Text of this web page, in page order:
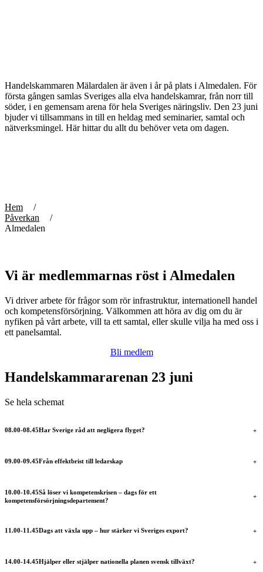
RES – Regional
Exportsamverkan
Nätverk Utbildning
frihandelsavtal
Handelskammaren Mälardalen är även i år på plats i Almedalen. För
första gången samlas Sveriges alla elva handelskamrar, från norr till
söder, i en gemensam arena för hela Sveriges näringsliv. Den 23 juni
bjuder vi tillsammans in till en heldag med seminarier, samtal och
nätverksmingel. Här hittar du allt du behöver veta om dagen.
Hem
Påverkan
Almedalen
Vi är medlemmarnas röst i Almedalen
Vi driver arbete för frågor som rör infrastruktur, internationell handel
och kompetensförsörjning. Välkommen att höra av dig om du är
nyfiken på vårt arbete, vill ta ett samtal, eller skulle vilja ha med oss i
ett panelsamtal.
Bli medlem
Handelskammararenan 23 juni
Se hela schemat
08.00-08.45ㅤHar Sverige råd att negligera flyget? +
09.00-09.45ㅤFrån effektbrist till ledarskap +
10.00-10.45ㅤSå löser vi kompetenskrisen – dags för ett
kompetensförsörjningsdepartement?
+
11.00-11.45ㅤDags att växla upp – hur stärker vi Sveriges export? +
14.00-14.45ㅤHjälper eller stjälper nationella planen svensk tillväxt? +